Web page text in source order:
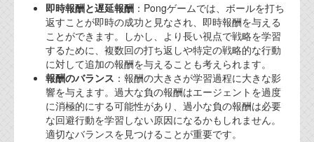
即時報酬と遅延報酬 ：Pongゲームでは、ボールを打ち
返すことが即時の成功と見なされ、即時報酬を与える
ことができます。しかし、より長い視点で戦略を学習
するために、複数回の打ち返しや特定の戦略的な行動
に対して追加の報酬を与えることも考えられます。
報酬のバランス ：報酬の大きさが学習過程に大きな影
響を与えます。過大な負の報酬はエージェントを過度
に消極的にする可能性があり、過小な負の報酬は必要
な回避行動を学習しない原因になるかもしれません。
適切なバランスを見つけることが重要です。